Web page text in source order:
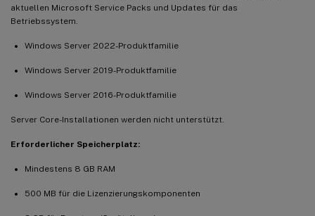
aktuellen Microsoft Service Packs und Updates für das
Betriebssystem.
Windows Server 2022-Produktfamilie
Windows Server 2019-Produktfamilie
Windows Server 2016-Produktfamilie
Server Core-Installationen werden nicht unterstützt.
Erforderlicher Speicherplatz:
Mindestens 8 GB RAM
500 MB für die Lizenzierungskomponenten